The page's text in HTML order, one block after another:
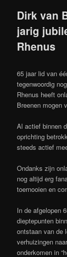
Dirk van
jarig
Rhenus
65 jaar lid van
tegenwoordig
Rhenus heeft
Breenen mogen
Al actief binnen
oprichting
steeds actief
Ondanks zijn
nog altijd erg
toernooien en
In de afgelopen
dieptepunten
ontstaan van de
verhuizingen
onderkomen in